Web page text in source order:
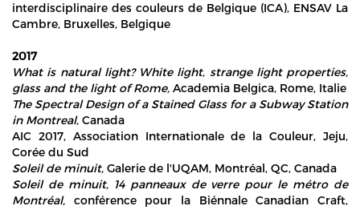
interdisciplinaire des couleurs de Belgique (ICA), ENSAV La
Cambre, Bruxelles, Belgique
2017
What is natural light? White light, strange light properties,
glass and the light of Rome, Academia Belgica, Rome, Italie
The Spectral Design of a Stained Glass for a Subway Station
in Montreal, Canada
AIC 2017, Association Internationale de la Couleur, Jeju,
Corée du Sud
Soleil de minuit, Galerie de l'UQAM, Montréal, QC, Canada
Soleil de minuit, 14 panneaux de verre pour le métro de
Montréal, conférence pour la Biénnale Canadian Craft,